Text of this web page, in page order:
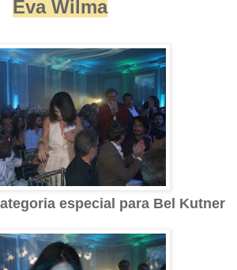
Eva Wilma
especial para Bel Kutner